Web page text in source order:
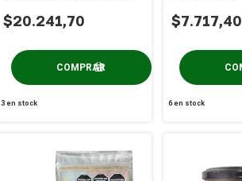
$20.241,70
3en stock
$7.717,40
6en stock